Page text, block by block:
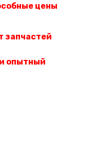
цены
запчастей
опытный